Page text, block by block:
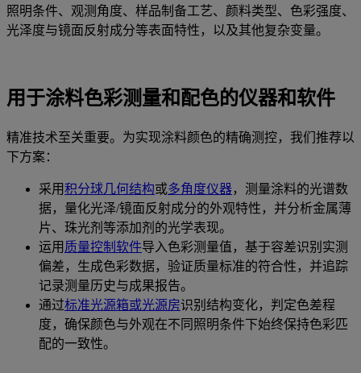
照明条件、观测角度、样品制备工艺、颜料类型、色彩强度、
光泽度与镜面反射成分等表面特性，以及其他复杂变量。
用于涂料色彩测量和配色的仪器和软件
精准技术至关重要。为实现涂料颜色的精确测控，我们推荐以
下方案：
采用积分球几何结构或多角度仪器，测量涂料的光谱数
据，量化光泽/镜面反射成分的外观特性，并分析金属薄
片、珠光剂等添加剂的光学表现。
运用 质量控制软件导入色彩测量值，基于容差识别实测
偏差，生成色彩数据，验证质量标准的符合性，并追踪
记录测量历史与成果报告。
通过标准光源箱或光源房识别结构变化，判定色差程
度，确保颜色与外观在不同照明条件下始终保持色彩匹
配的一致性。